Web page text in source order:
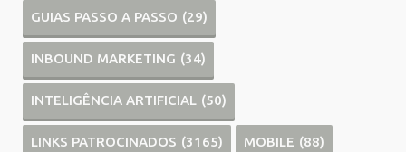
GUIAS PASSO A PASSO (29)
INBOUND MARKETING (34)
INTELIGÊNCIA ARTIFICIAL (50)
LINKS PATROCINADOS (3165) MOBILE (88)